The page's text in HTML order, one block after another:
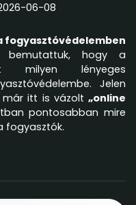
06-08
fogyasztóvédelemben
bemutattuk, hogy a
milyen lényeges
Jelen
már itt is vázolt „online
pontosabban mire
fogyasztók.